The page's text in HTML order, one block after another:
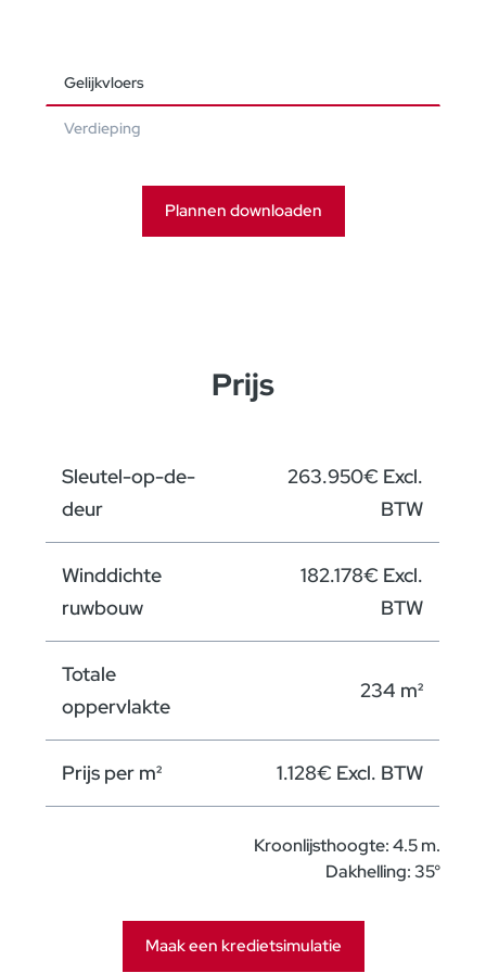
Gelijkvloers
Verdieping
Plannen downloaden
Prijs
Sleutel-op-de-
deur
263.950€ Excl.
BTW
Winddichte
ruwbouw
182.178€ Excl.
BTW
Totale
oppervlakte
234 m²
Prijs per m² 1.128€ Excl. BTW
Kroonlijsthoogte: 4.5 m.
Dakhelling: 35°
Maak een kredietsimulatie